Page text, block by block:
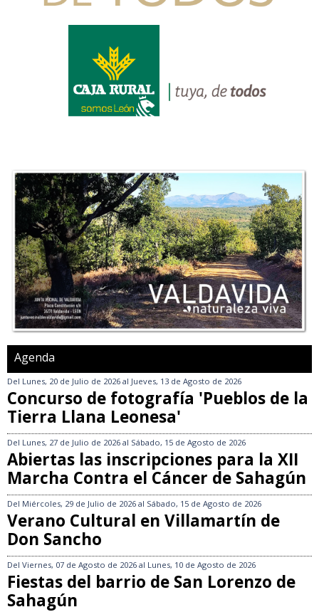
Agenda
Del Lunes, 20 de Julio de 2026 al Jueves, 13 de Agosto de 2026
Concurso de fotografía 'Pueblos de la
Tierra Llana Leonesa'
Del Lunes, 27 de Julio de 2026 al Sábado, 15 de Agosto de 2026
Abiertas las inscripciones para la XII
Marcha Contra el Cáncer de Sahagún
Del Miércoles, 29 de Julio de 2026 al Sábado, 15 de Agosto de 2026
Verano Cultural en Villamartín de
Don Sancho
Del Viernes, 07 de Agosto de 2026 al Lunes, 10 de Agosto de 2026
Fiestas del barrio de San Lorenzo de
Sahagún